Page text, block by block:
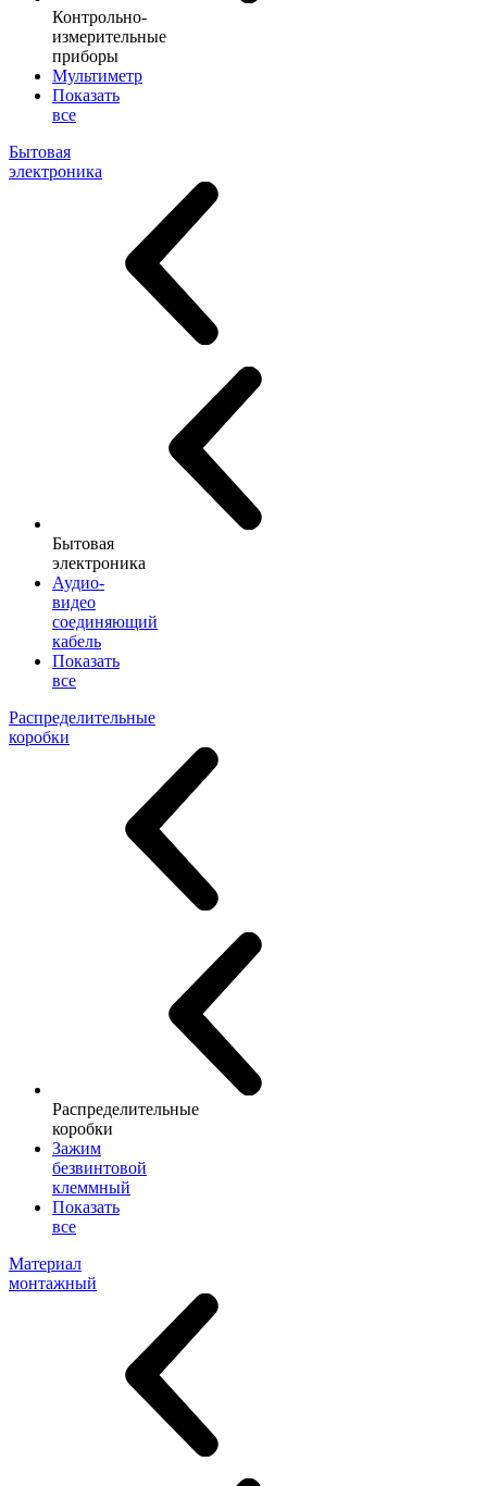
Контрольно-
измерительные
приборы
Мультиметр
Показать
все
Бытовая
электроника
Бытовая
электроника
Аудио-
видео
соединяющий
кабель
Показать
все
Распределительные
коробки
Распределительные
коробки
Зажим
безвинтовой
клеммный
Показать
все
Материал
монтажный